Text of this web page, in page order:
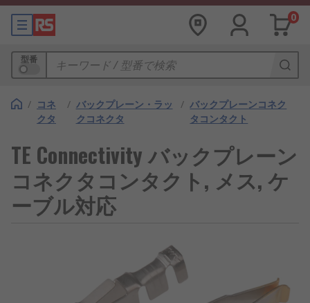
0
型番
/ コネ
クタ
/ バックプレーン・ラッ
クコネクタ
/ バックプレーンコネク
タコンタクト
TE Connectivity バックプレーン
コネクタコンタクト, メス, ケ
ーブル対応